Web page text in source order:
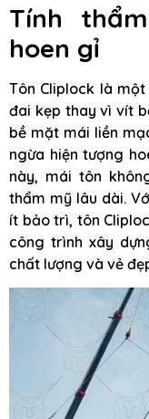
Tính
hoen gỉ
Tôn Cliplock là
đai kẹp thay vì vít
bề mặt mái liền
ngừa hiện tượng
này, mái tôn
thẩm mỹ lâu dài.
ít bảo trì, tôn
công trình xây
chất lượng và vẻ